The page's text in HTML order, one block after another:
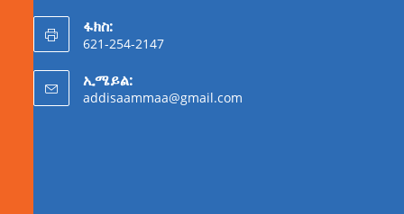
ፋክስ:
621-254-2147
ኢሜይል:
addisaammaa@gmail.com